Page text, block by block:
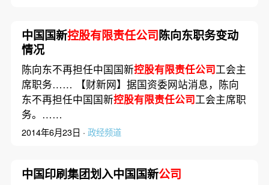
中国国新控股有限责任公司陈向东职务变动
情况
陈向东不再担任中国国新控股有限责任公司工会主
席职务…… 【财新网】据国资委网站消息，陈向
东不再担任中国国新控股有限责任公司工会主席职
务。……
2014年6月23日 · 政经频道
中国印刷集团划入中国国新公司